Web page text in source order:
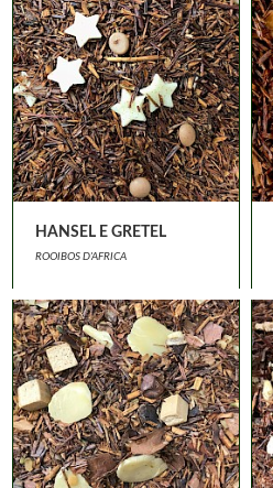
HANSEL E GRETEL
ROOIBOS D'AFRICA